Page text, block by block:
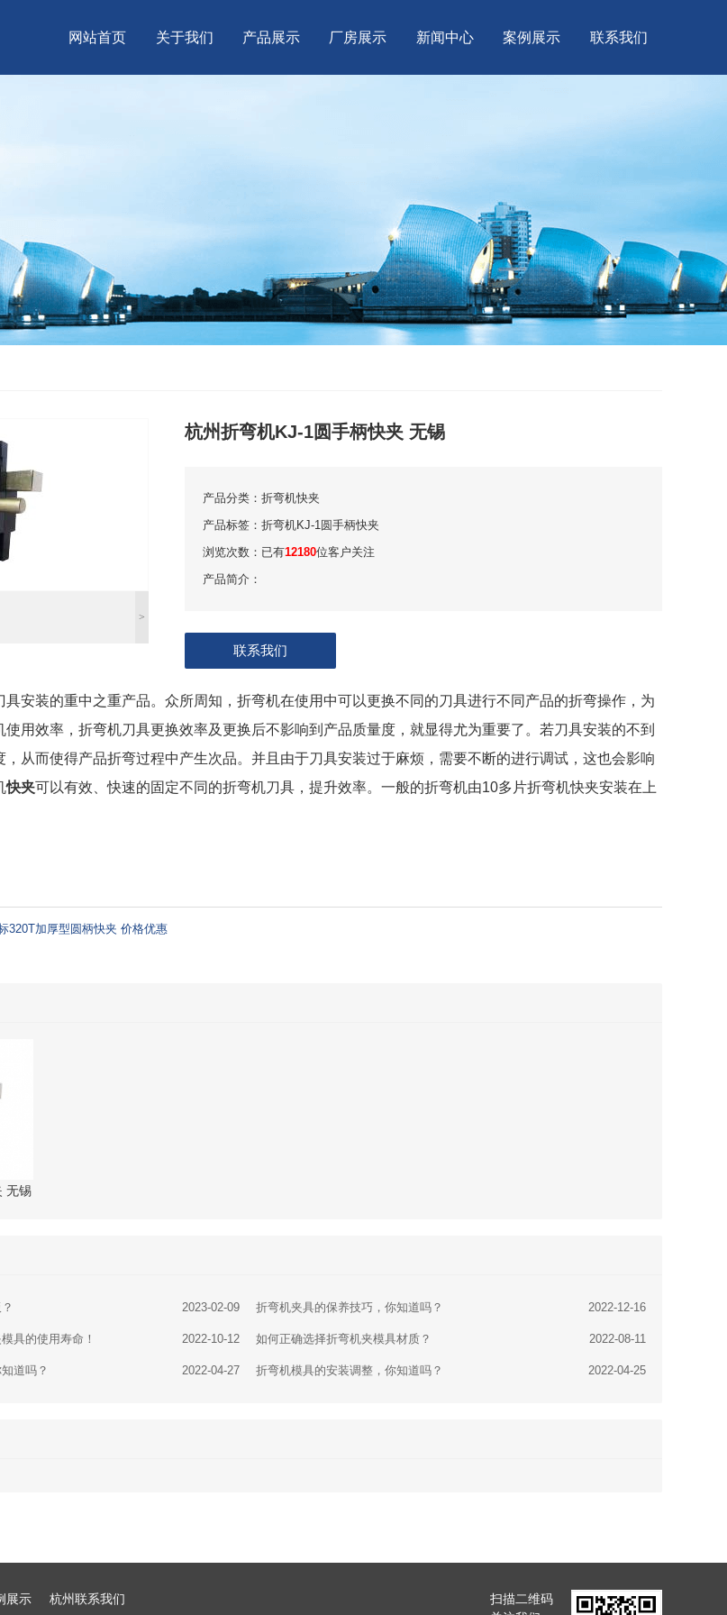
网站首页 关于我们 产品展示 厂房展示 新闻中心 案例展示 联系我们
>
杭州折弯机KJ-1圆手柄快夹 无锡
产品分类： 折弯机快夹
产品标签： 折弯机KJ-1圆手柄快夹
浏览次数： 已有12180位客户关注
产品简介：
联系我们
具安装的重中之重产品。众所周知，折弯机在使用中可以更换不同的刀具进行不同产品的折弯操作，为
用效率，折弯机刀具更换效率及更换后不影响到产品质量度，就显得尤为重要了。若刀具安装的不到
从而使得产品折弯过程中产生次品。并且由于刀具安装过于麻烦，需要不断的进行调试，这也会影响
快夹可以有效、快速的固定不同的折弯机刀具，提升效率。一般的折弯机由10多片折弯机快夹安装在上
320T加厚型圆柄快夹 价格优惠
无锡
2023-02-09 2022-12-16
折弯机夹具的保养技巧，你知道吗？
2022-10-12
具的使用寿命！ 2022-08-11
如何正确选择折弯机夹模具材质？
2022-04-27
道吗？ 2022-04-25
折弯机模具的安装调整，你知道吗？
展示 杭州联系我们
扫描二维码